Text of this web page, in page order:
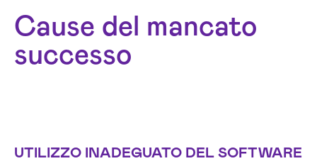
Cause del mancato
successo
UTILIZZO INADEGUATO DEL SOFTWARE